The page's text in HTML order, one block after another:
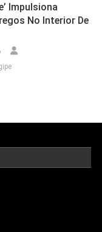
Impulsiona
No Interior De